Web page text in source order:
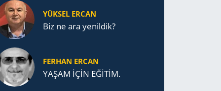
YÜKSEL ERCAN
Biz ne ara yenildik?
FERHAN ERCAN
YAŞAM İÇİN EĞİTİM.